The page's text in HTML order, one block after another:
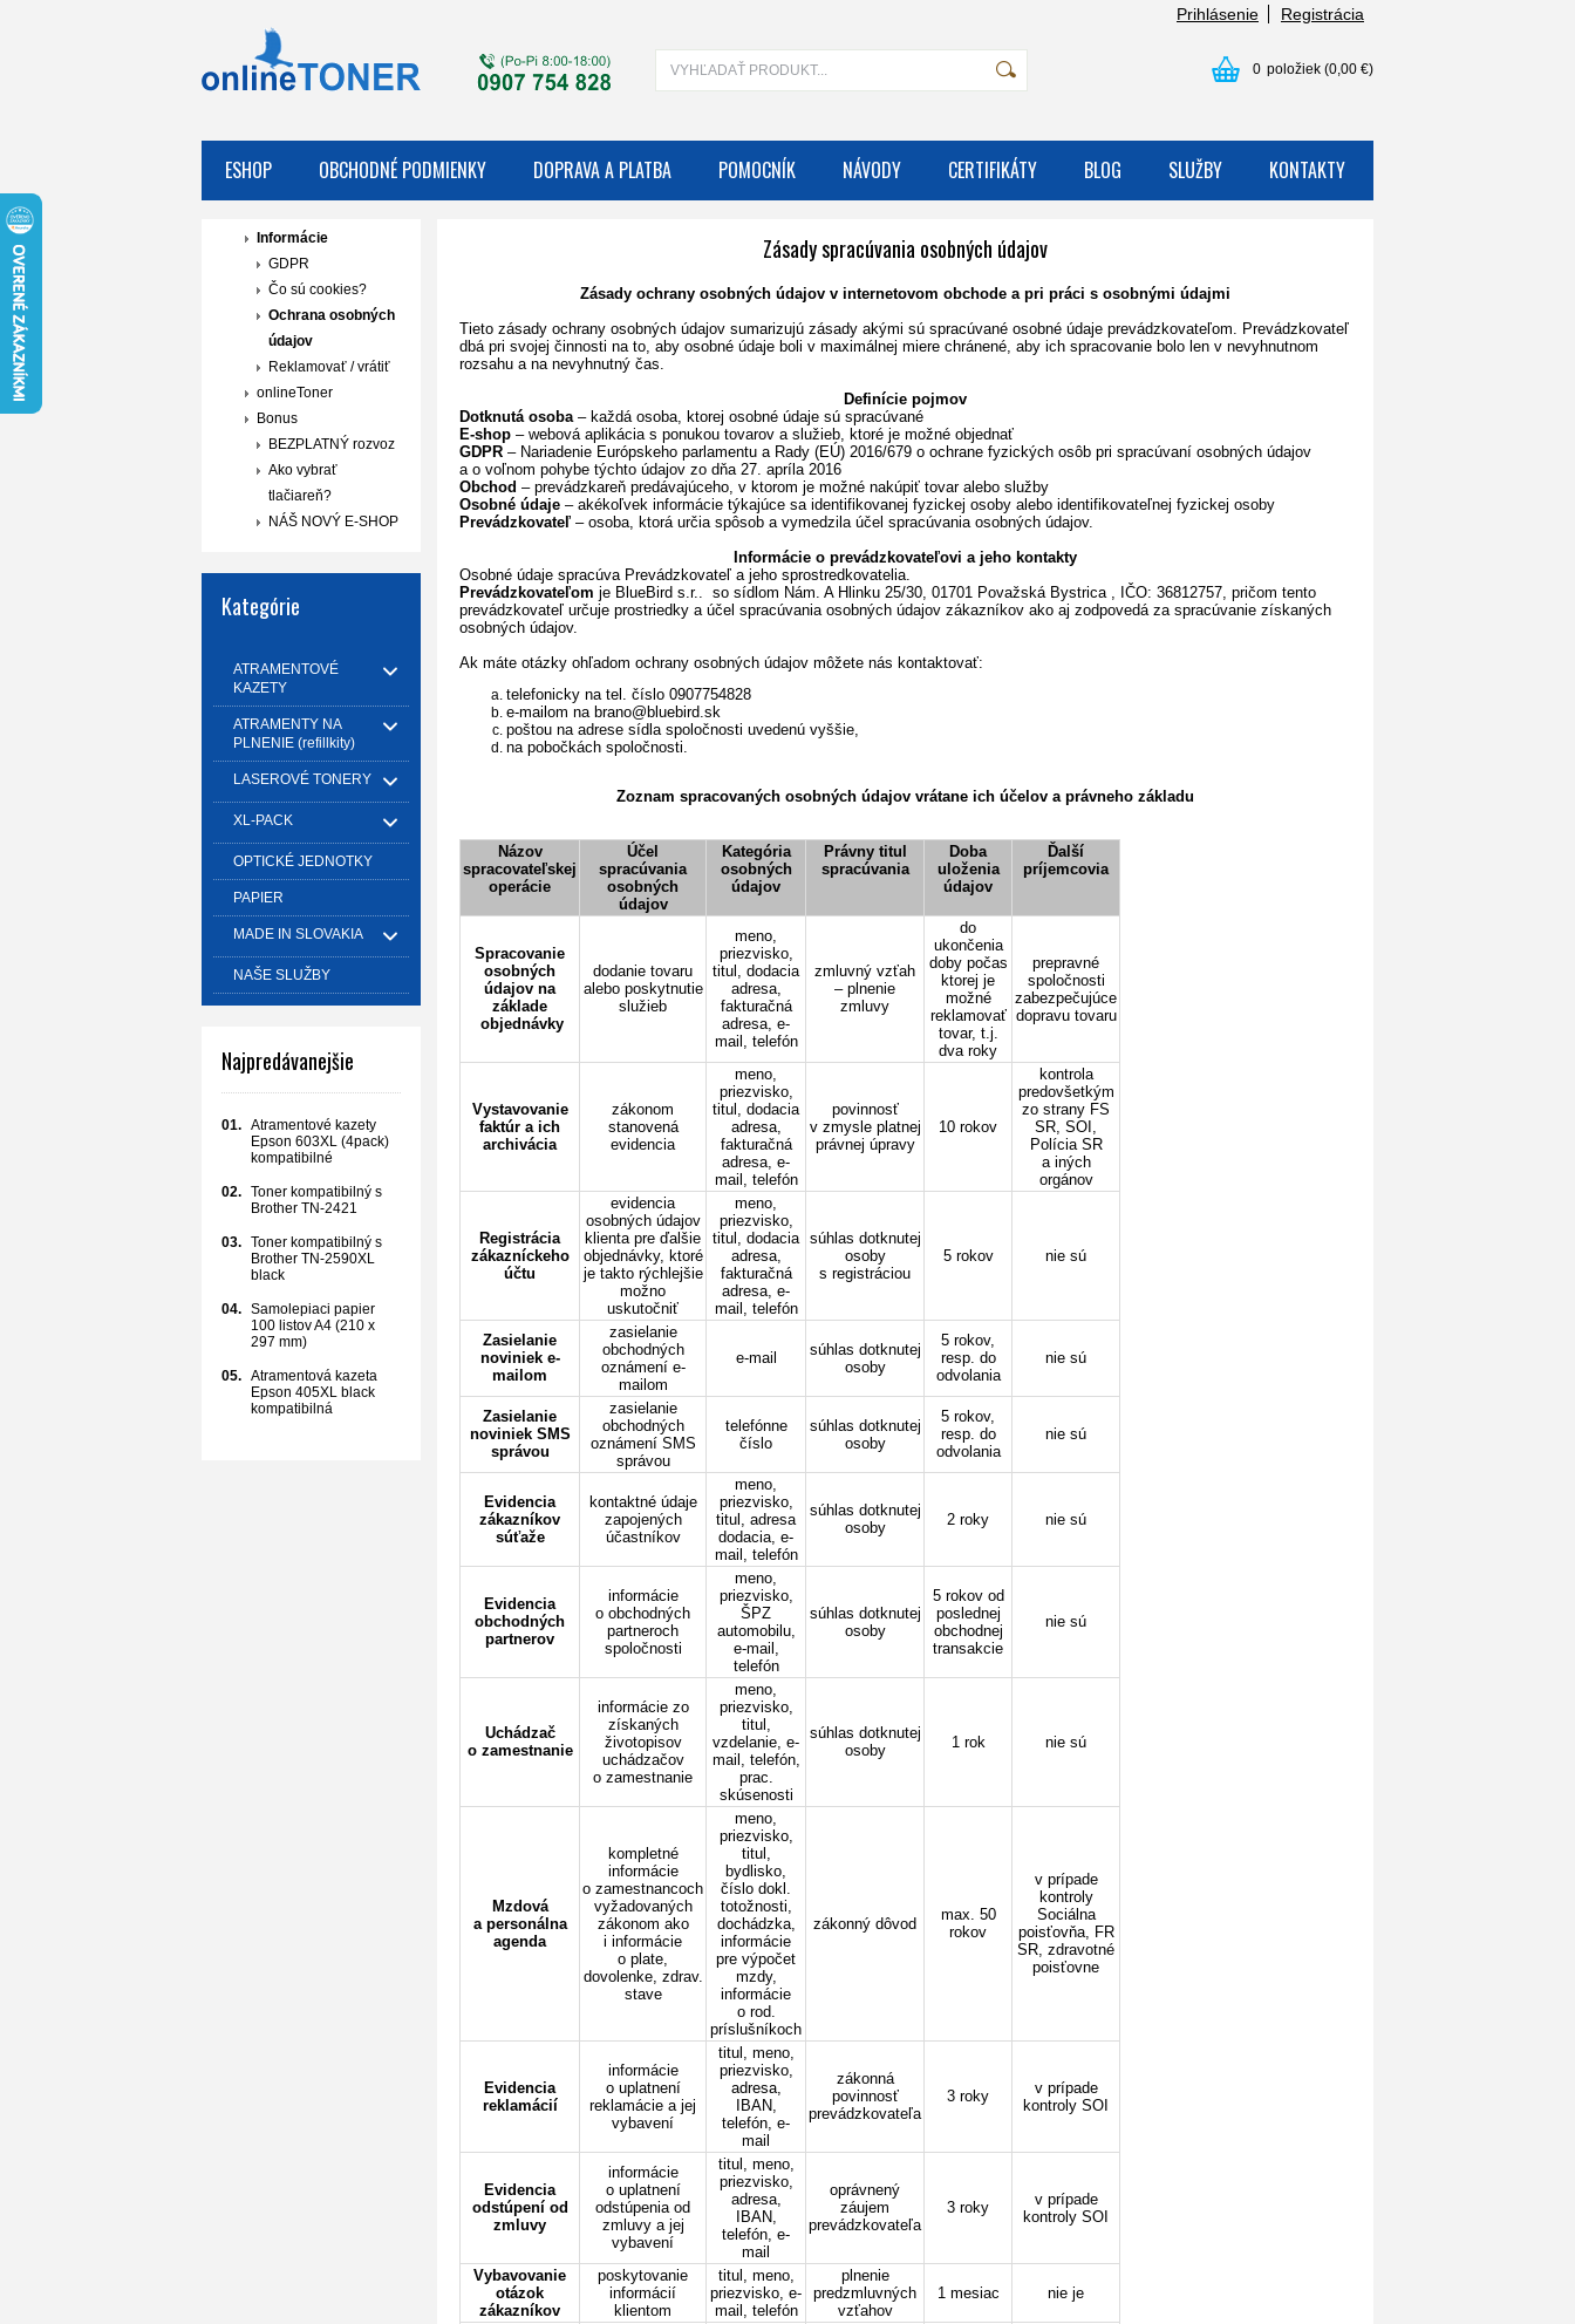
Prihlásenie Registrácia
0 položiek (0,00 €)
ESHOP OBCHODNÉ PODMIENKY DOPRAVA A PLATBA POMOCNÍK NÁVODY CERTIFIKÁTY BLOG SLUŽBY KONTAKTY
Informácie
GDPR
Čo sú cookies?
Ochrana osobných
údajov
Reklamovať / vrátiť
onlineToner
Bonus
BEZPLATNÝ rozvoz
Ako vybrať
tlačiareň?
NÁŠ NOVÝ E-SHOP
Kategórie
ATRAMENTOVÉ
KAZETY
ATRAMENTY NA
PLNENIE (refillkity)
LASEROVÉ TONERY
XL-PACK
OPTICKÉ JEDNOTKY
PAPIER
MADE IN SLOVAKIA
NAŠE SLUŽBY
Najpredávanejšie
01. Atramentové kazety
Epson 603XL (4pack)
kompatibilné
02. Toner kompatibilný s
Brother TN-2421
03. Toner kompatibilný s
Brother TN-2590XL
black
04. Samolepiaci papier
100 listov A4 (210 x
297 mm)
05. Atramentová kazeta
Epson 405XL black
kompatibilná
Zásady spracúvania osobných údajov
Zásady ochrany osobných údajov v internetovom obchode a pri práci s osobnými údajmi
Tieto zásady ochrany osobných údajov sumarizujú zásady akými sú spracúvané osobné údaje prevádzkovateľom. Prevádzkovateľ
dbá pri svojej činnosti na to, aby osobné údaje boli v maximálnej miere chránené, aby ich spracovanie bolo len v nevyhnutnom
rozsahu a na nevyhnutný čas.
Definície pojmov
Dotknutá osoba– každá osoba, ktorej osobné údaje sú spracúvané
E-shop – webová aplikácia s ponukou tovarov a služieb, ktoré je možné objednať
GDPR – Nariadenie Európskeho parlamentu a Rady (EÚ) 2016/679 o ochrane fyzických osôb pri spracúvaní osobných údajov
a o voľnom pohybe týchto údajov zo dňa 27. apríla 2016
Obchod – prevádzkareň predávajúceho, v ktorom je možné nakúpiť tovar alebo služby
Osobné údaje – akékoľvek informácie týkajúce sa identifikovanej fyzickej osoby alebo identifikovateľnej fyzickej osoby
Prevádzkovateľ – osoba, ktorá určia spôsob a vymedzila účel spracúvania osobných údajov.
Informácie o prevádzkovateľovi a jeho kontakty
Osobné údaje spracúva Prevádzkovateľ a jeho sprostredkovatelia.
Prevádzkovateľom je BlueBird s.r.. so sídlom Nám. A Hlinku 25/30, 01701 Považská Bystrica , IČO: 36812757, pričom tento
prevádzkovateľ určuje prostriedky a účel spracúvania osobných údajov zákazníkov ako aj zodpovedá za spracúvanie získaných
osobných údajov.
Ak máte otázky ohľadom ochrany osobných údajov môžete nás kontaktovať:
telefonicky na tel. číslo 0907754828
e-mailom na brano@bluebird.sk
poštou na adrese sídla spoločnosti uvedenú vyššie,
na pobočkách spoločnosti.
Zoznam spracovaných osobných údajov vrátane ich účelov a právneho základu
Názov
spracovateľskej
operácie
Účel
spracúvania
osobných
údajov
Kategória
osobných
údajov
Právny titul
spracúvania
Doba
uloženia
údajov
Ďalší
príjemcovia
Spracovanie
osobných
údajov na
základe
objednávky
dodanie tovaru
alebo poskytnutie
služieb
meno,
priezvisko,
titul, dodacia
adresa,
fakturačná
adresa, e-
mail, telefón
zmluvný vzťah
– plnenie
zmluvy
do
ukončenia
doby počas
ktorej je
možné
reklamovať
tovar, t.j.
dva roky
prepravné
spoločnosti
zabezpečujúce
dopravu tovaru
Vystavovanie
faktúr a ich
archivácia
zákonom
stanovená
evidencia
meno,
priezvisko,
titul, dodacia
adresa,
fakturačná
adresa, e-
mail, telefón
povinnosť
v zmysle platnej
právnej úpravy
10 rokov
kontrola
predovšetkým
zo strany FS
SR, SOI,
Polícia SR
a iných
orgánov
Registrácia
zákazníckeho
účtu
evidencia
osobných údajov
klienta pre ďalšie
objednávky, ktoré
je takto rýchlejšie
možno
uskutočniť
meno,
priezvisko,
titul, dodacia
adresa,
fakturačná
adresa, e-
mail, telefón
súhlas dotknutej
osoby
s registráciou
5 rokov nie sú
Zasielanie
noviniek e-
mailom
zasielanie
obchodných
oznámení e-
mailom
e-mail
súhlas dotknutej
osoby
5 rokov,
resp. do
odvolania
nie sú
Zasielanie
noviniek SMS
správou
zasielanie
obchodných
oznámení SMS
správou
telefónne
číslo
súhlas dotknutej
osoby
5 rokov,
resp. do
odvolania
nie sú
Evidencia
zákazníkov
súťaže
kontaktné údaje
zapojených
účastníkov
meno,
priezvisko,
titul, adresa
dodacia, e-
mail, telefón
súhlas dotknutej
osoby
2 roky nie sú
Evidencia
obchodných
partnerov
informácie
o obchodných
partneroch
spoločnosti
meno,
priezvisko,
ŠPZ
automobilu,
e-mail,
telefón
súhlas dotknutej
osoby
5 rokov od
poslednej
obchodnej
transakcie
nie sú
Uchádzač
o zamestnanie
informácie zo
získaných
životopisov
uchádzačov
o zamestnanie
meno,
priezvisko,
titul,
vzdelanie, e-
mail, telefón,
prac.
skúsenosti
súhlas dotknutej
osoby
1 rok nie sú
Mzdová
a personálna
agenda
kompletné
informácie
o zamestnancoch
vyžadovaných
zákonom ako
i informácie
o plate,
dovolenke, zdrav.
stave
meno,
priezvisko,
titul,
bydlisko,
číslo dokl.
totožnosti,
dochádzka,
informácie
pre výpočet
mzdy,
informácie
o rod.
príslušníkoch
zákonný dôvod
max. 50
rokov
v prípade
kontroly
Sociálna
poisťovňa, FR
SR, zdravotné
poisťovne
Evidencia
reklamácií
informácie
o uplatnení
reklamácie a jej
vybavení
titul, meno,
priezvisko,
adresa,
IBAN,
telefón, e-
mail
zákonná
povinnosť
prevádzkovateľa
3 roky
v prípade
kontroly SOI
Evidencia
odstúpení od
zmluvy
informácie
o uplatnení
odstúpenia od
zmluvy a jej
vybavení
titul, meno,
priezvisko,
adresa,
IBAN,
telefón, e-
mail
oprávnený
záujem
prevádzkovateľa
3 roky
v prípade
kontroly SOI
Vybavovanie
otázok
zákazníkov
poskytovanie
informácií
klientom
titul, meno,
priezvisko, e-
mail, telefón
plnenie
predzmluvných
vzťahov
1 mesiac nie je